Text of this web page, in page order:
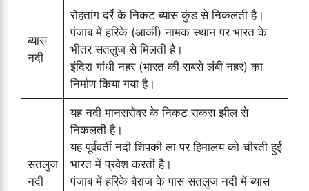
ब्यास
नदी
रोहतांग दर्रे के निकट ब्यास कुंड से निकलती है।
पंजाब में हरिके (आर्की) नामक स्थान पर भारत के
भीतर सतलुज से मिलती है।
इंदिरा गांधी नहर (भारत की सबसे लंबी नहर) का
निर्माण किया गया है।
सतलुज
नदी
यह नदी मानसरोवर के निकट राकस झील से
निकलती है।
यह पूर्ववर्ती नदी शिपकी ला पर हिमालय को चीरती हुई
भारत में प्रवेश करती है।
पंजाब में हरिके बैराज के पास सतलुज नदी में ब्यास